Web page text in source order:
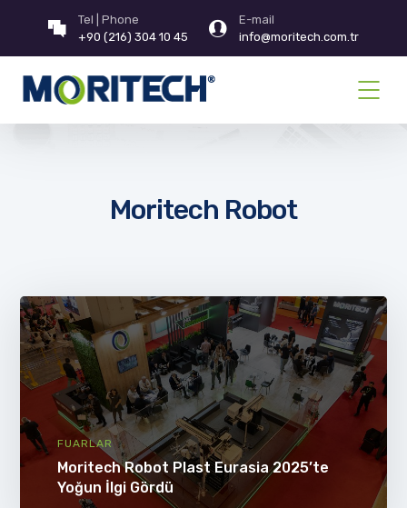
Tel | Phone
+90 (216) 304 10 45
E-mail
info@moritech.com.tr
Moritech Robot
FUARLAR
Moritech Robot Plast Eurasia 2025’te
Yoğun İlgi Gördü